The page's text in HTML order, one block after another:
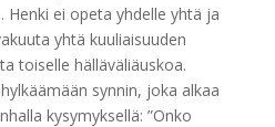
Henki ei opeta yhdelle yhtä ja
yhtä kuuliaisuuden
toiselle hälläväliäuskoa.
synnin, joka alkaa
kysymyksellä: ”Onko